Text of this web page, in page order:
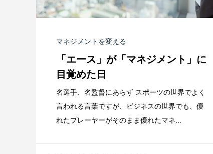
マネジメントを変える
「エース」が「マネジメント」に
目覚めた日
名選手、名監督にあらず スポーツの世界でよく
言われる言葉ですが、ビジネスの世界でも、優
れたプレーヤーがそのまま優れたマネ...